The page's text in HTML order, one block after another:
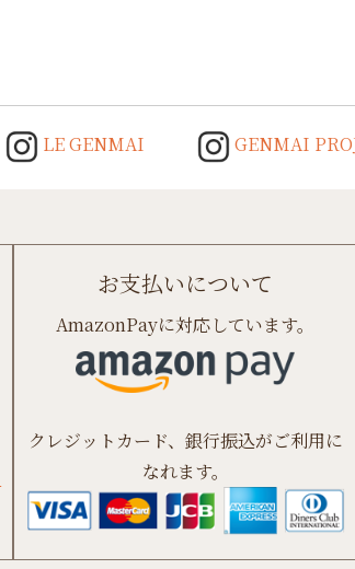
LE GENMAI GENMAI
お支払いについて
AmazonPayに対応しています。
クレジットカード、銀行振込がご利用に
なれます。